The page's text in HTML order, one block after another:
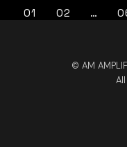
Posts
01 02 …
© AM